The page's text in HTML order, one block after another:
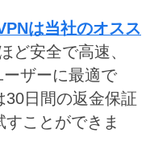
は当社のオスス
ど安全で高速、
ザーに最適で
日間の返金保証
ことができま